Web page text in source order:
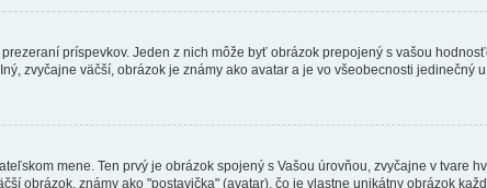
príspevkov. Jeden z nich môže byť obrázok prepojený s vašou
zvyčajne väčší, obrázok je známy ako avatar a je vo všeobecnosti jedinečný
mene. Ten prvý je obrázok spojený s Vašou úrovňou, zvyčajne v tvare
obrázok, známy ako "postavička" (avatar), čo je vlastne unikátny obrázok